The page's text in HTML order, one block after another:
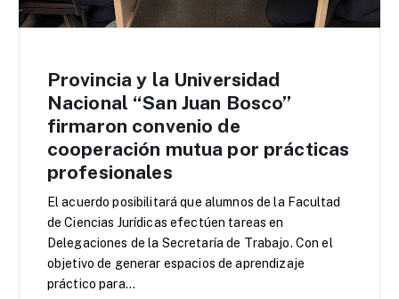
Provincia y la Universidad
Nacional “San Juan Bosco”
firmaron convenio de
cooperación mutua por prácticas
profesionales
El acuerdo posibilitará que alumnos de la Facultad
de Ciencias Jurídicas efectúen tareas en
Delegaciones de la Secretaría de Trabajo. Con el
objetivo de generar espacios de aprendizaje
práctico para…